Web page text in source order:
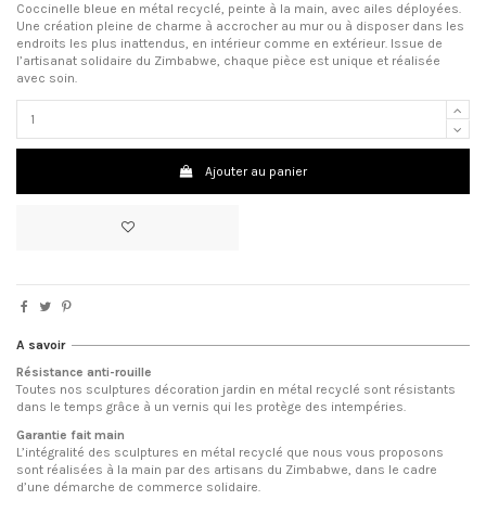
Coccinelle bleue en métal recyclé, peinte à la main, avec ailes déployées.
Une création pleine de charme à accrocher au mur ou à disposer dans les
endroits les plus inattendus, en intérieur comme en extérieur. Issue de
l’artisanat solidaire du Zimbabwe, chaque pièce est unique et réalisée
avec soin.
Ajouter au panier
A savoir
Résistance anti-rouille
Toutes nos sculptures décoration jardin en métal recyclé sont résistants
dans le temps grâce à un vernis qui les protège des intempéries.
Garantie fait main
L’intégralité des sculptures en métal recyclé que nous vous proposons
sont réalisées à la main par des artisans du Zimbabwe, dans le cadre
d’une démarche de commerce solidaire.